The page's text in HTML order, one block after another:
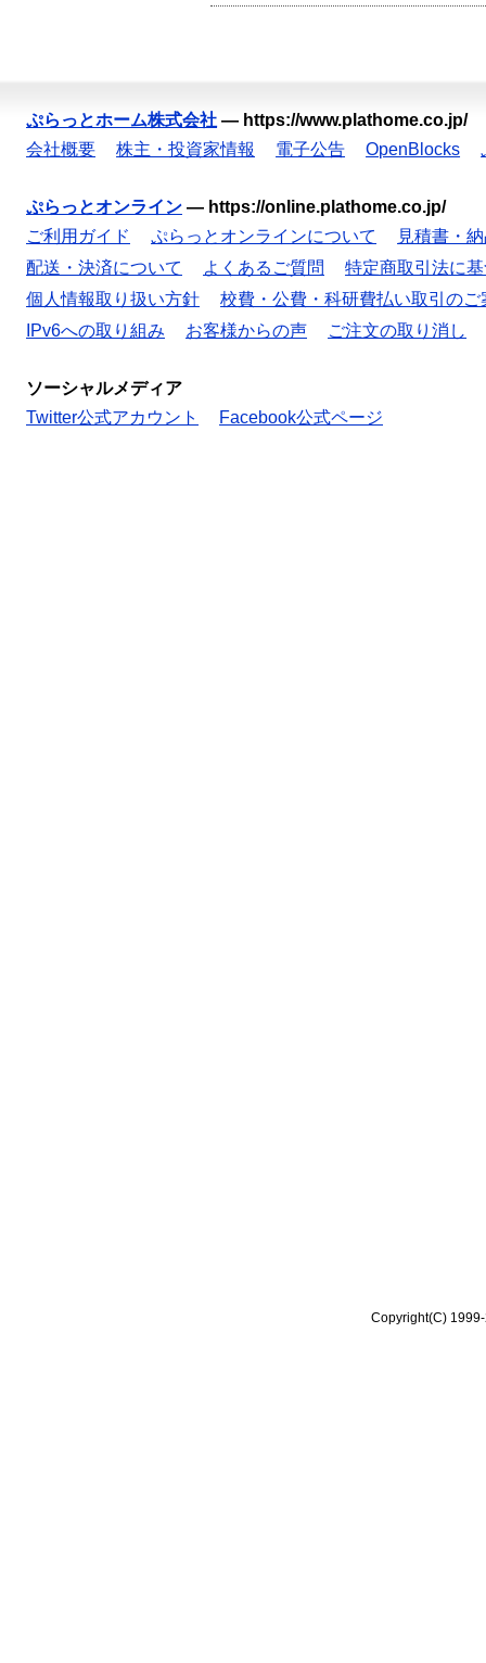
ぷらっとホーム株式会社 — https://www.plathome.co.jp/
会社概要
株主・投資家情報 電子公告 OpenBlocks
ぷらっとオンライン — https://online.plathome.co.jp/
ご利用ガイド
ぷらっとオンラインについて
見積書・
配送・決済について
よくあるご質問
特定商取引法に
個人情報取り扱い方針
校費・公費・科研費払い取引のご
IPv6への取り組み
お客様からの声 ご注文の取り消し
ソーシャルメディア
Twitter公式アカウント
Facebook公式ページ
Copyright(C)